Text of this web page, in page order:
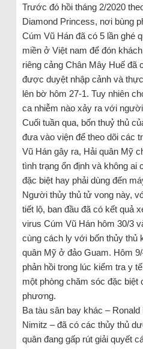
Trước đó hồi tháng 2/2020
Diamond Princess, nơi bùng
Cúm Vũ Hán đã có 5 lần ghé
miền ở Việt nam để đón
riêng cảng Chân Mây Huế đã
được duyệt nhập cảnh và
lên bờ hôm 27-1. Tuy nhiên
ca nhiễm nào xảy ra với
Cuối tuần qua, bốn thuỷ thủ
đưa vào viện để theo dõi các
Vũ Hán gây ra, Hải quân Mỹ
tình trạng ổn định và không ai
đặc biệt hay phải dùng đến
Người thủy thủ tử vong này,
tiết lộ, ban đầu đã có kết quả
virus Cúm Vũ Hán hôm 30/3
cùng cách ly với bốn thủy thủ
quân Mỹ ở đảo Guam. Hôm
phản hồi trong lúc kiểm tra y
một phòng chăm sóc đặc biệt
phương.
Ba tàu sân bay khác –
Nimitz – đã có các thủy thủ
quân đang gấp rút giải quyết